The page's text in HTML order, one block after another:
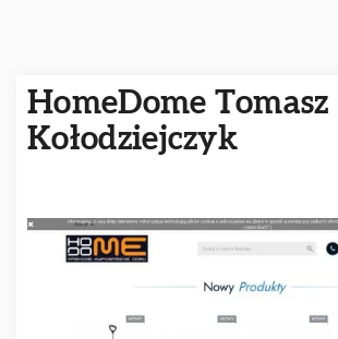
HomeDome Tomasz
Kołodziejczyk